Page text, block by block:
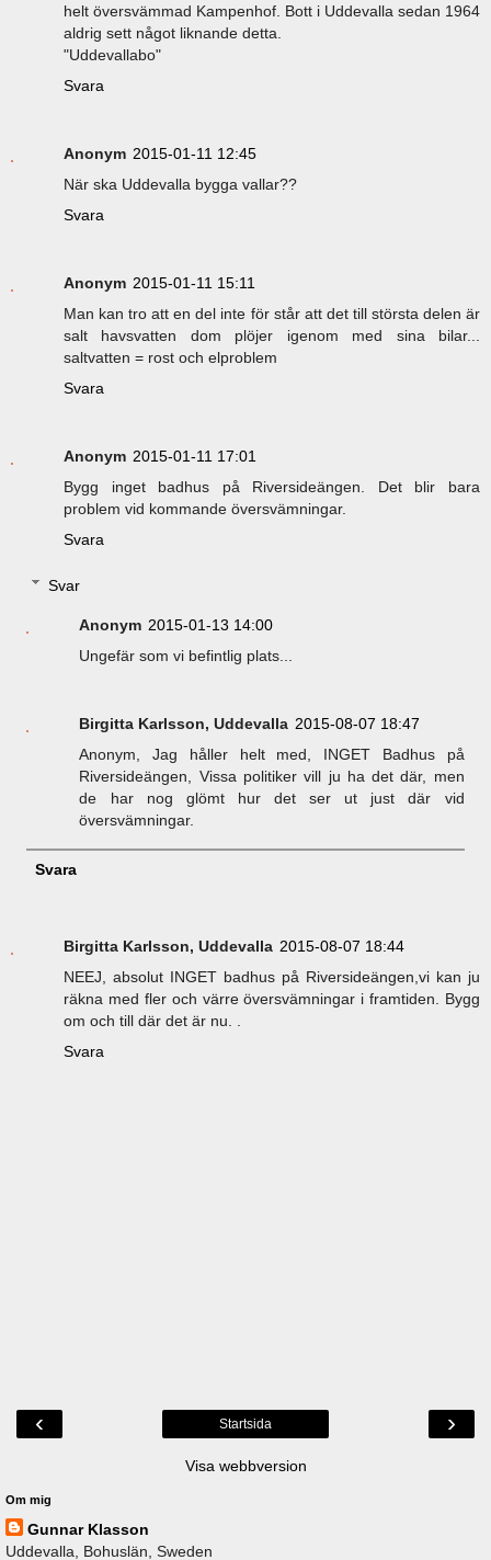
helt översvämmad Kampenhof. Bott i Uddevalla sedan 1964
aldrig sett något liknande detta.
"Uddevallabo"
Svara
Anonym 2015-01-11 12:45
När ska Uddevalla bygga vallar??
Svara
Anonym 2015-01-11 15:11
Man kan tro att en del inte för står att det till största delen är
salt havsvatten dom plöjer igenom med sina bilar...
saltvatten = rost och elproblem
Svara
Anonym 2015-01-11 17:01
Bygg inget badhus på Riversideängen. Det blir bara
problem vid kommande översvämningar.
Svara
Svar
Anonym 2015-01-13 14:00
Ungefär som vi befintlig plats...
Birgitta Karlsson, Uddevalla 2015-08-07 18:47
Anonym, Jag håller helt med, INGET Badhus på
Riversideängen, Vissa politiker vill ju ha det där, men
de har nog glömt hur det ser ut just där vid
översvämningar.
Svara
Birgitta Karlsson, Uddevalla 2015-08-07 18:44
NEEJ, absolut INGET badhus på Riversideängen,vi kan ju
räkna med fler och värre översvämningar i framtiden. Bygg
om och till där det är nu. .
Svara
‹ ›
Startsida
Visa webbversion
Om mig
Gunnar Klasson
Uddevalla, Bohuslän, Sweden